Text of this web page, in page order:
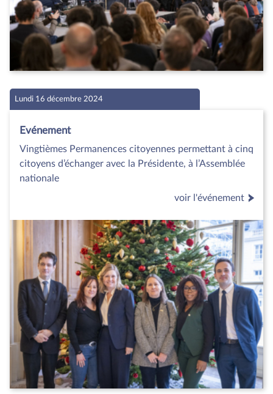
Lundi 16 décembre 2024
Evénement
Vingtièmes Permanences citoyennes permettant à cinq
citoyens d’échanger avec la Présidente, à l’Assemblée
nationale
voir l'événement